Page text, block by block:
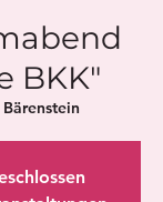
BKK"
Bärenstein